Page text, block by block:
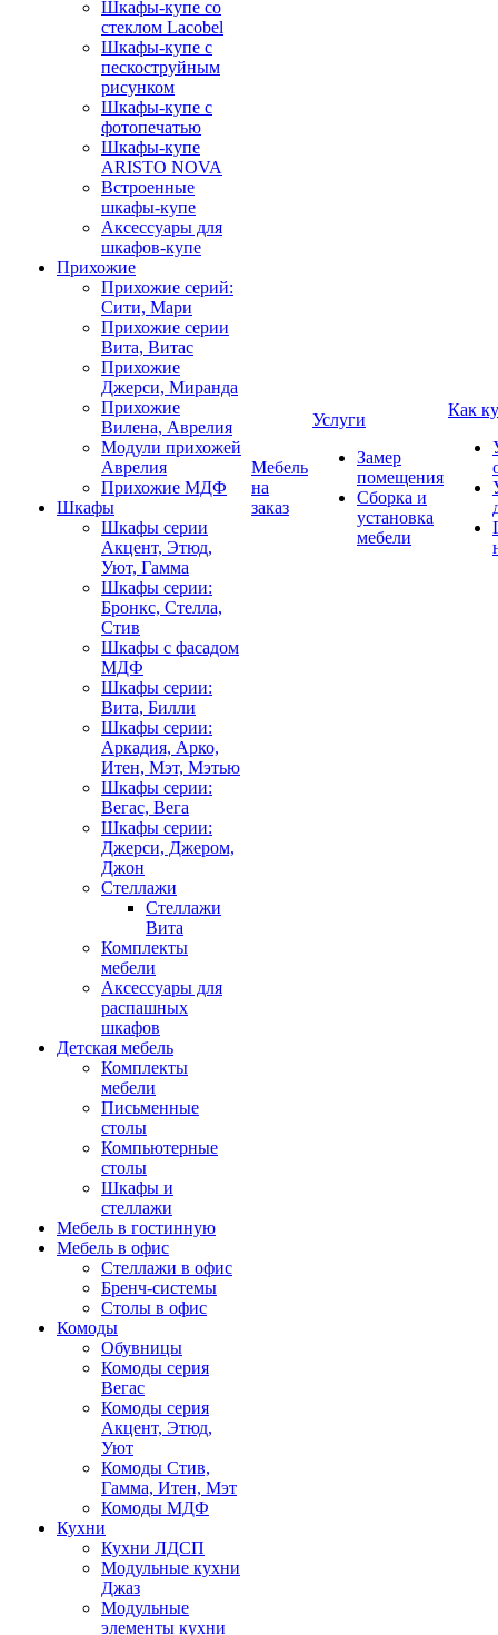
Шкафы-купе со
стеклом Lacobel
Шкафы-купе с
пескоструйным
рисунком
Шкафы-купе с
фотопечатью
Шкафы-купе
ARISTO NOVA
Встроенные
шкафы-купе
Аксессуары для
шкафов-купе
Прихожие
Прихожие серий:
Сити, Мари
Прихожие серии
Вита, Витас
Прихожие
Джерси, Миранда
Прихожие
Вилена, Аврелия
Модули прихожей
Аврелия
Прихожие МДФ
Шкафы
Шкафы серии
Акцент, Этюд,
Уют, Гамма
Шкафы серии:
Бронкс, Стелла,
Стив
Шкафы с фасадом
МДФ
Шкафы серии:
Вита, Билли
Шкафы серии:
Аркадия, Арко,
Итен, Мэт, Мэтью
Шкафы серии:
Вегас, Вега
Шкафы серии:
Джерси, Джером,
Джон
Стеллажи
Стеллажи
Вита
Комплекты
мебели
Аксессуары для
распашных
шкафов
Детская мебель
Комплекты
мебели
Письменные
столы
Компьютерные
столы
Шкафы и
стеллажи
Мебель в гостинную
Мебель в офис
Стеллажи в офис
Бренч-системы
Столы в офис
Комоды
Обувницы
Комоды серия
Вегас
Комоды серия
Акцент, Этюд,
Уют
Комоды Стив,
Гамма, Итен, Мэт
Комоды МДФ
Кухни
Кухни ЛДСП
Модульные кухни
Джаз
Модульные
элементы кухни
Мебель
на
заказ
Услуги
Замер
помещения
Сборка и
установка
мебели
Как